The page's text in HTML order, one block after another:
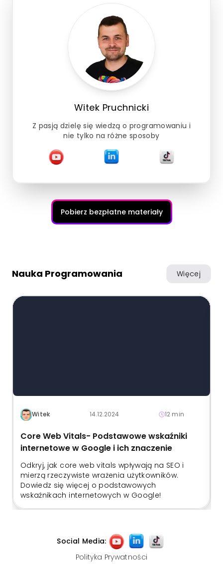
Witek Pruchnicki
Z pasją dzielę się wiedzą o programowaniu i
nie tylko na różne sposoby
Pobierz bezpłatne materiały
Nauka Programowania Więcej
Witek 14.12.2024 12 min
Core Web Vitals- Podstawowe wskaźniki
internetowe w Google i ich znaczenie
Odkryj, jak core web vitals wpływają na SEO i
mierzą rzeczywiste wrażenia użytkowników.
Dowiedz się więcej o podstawowych
wskaźnikach internetowych w Google!
Polityka Prywatności
Social Media: